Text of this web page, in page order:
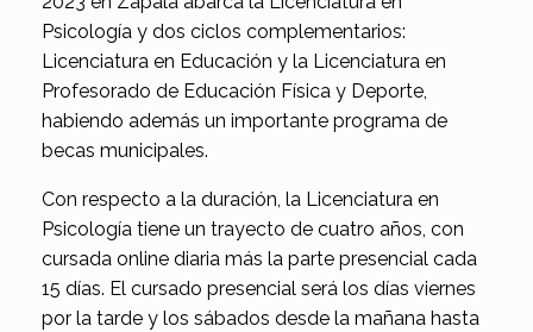
Psicología y dos ciclos complementarios:
Licenciatura en Educación y la Licenciatura en
Profesorado de Educación Física y Deporte,
habiendo además un importante programa de
becas municipales.
Con respecto a la duración, la Licenciatura en
Psicología tiene un trayecto de cuatro años, con
cursada online diaria más la parte presencial cada
15 días. El cursado presencial será los días viernes
por la tarde y los sábados desde la mañana hasta